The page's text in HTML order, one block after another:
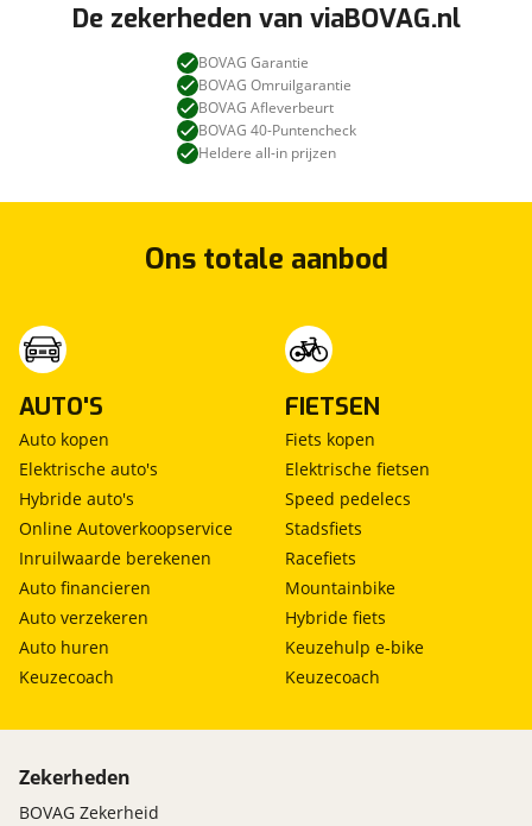
De zekerheden van viaBOVAG.nl
BOVAG Garantie
BOVAG Omruilgarantie
BOVAG Afleverbeurt
BOVAG 40-Puntencheck
Heldere all-in prijzen
Ons totale aanbod
AUTO'S
Auto kopen
Elektrische auto's
Hybride auto's
Online Autoverkoopservice
Inruilwaarde berekenen
Auto financieren
Auto verzekeren
Auto huren
Keuzecoach
FIETSEN
Fiets kopen
Elektrische fietsen
Speed pedelecs
Stadsfiets
Racefiets
Mountainbike
Hybride fiets
Keuzehulp e-bike
Keuzecoach
Zekerheden
BOVAG Zekerheid